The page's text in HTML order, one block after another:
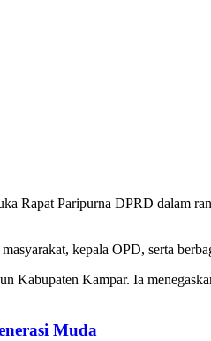
Rapat Paripurna DPRD dalam
kepala OPD, serta
Kabupaten Kampar. Ia
Muda